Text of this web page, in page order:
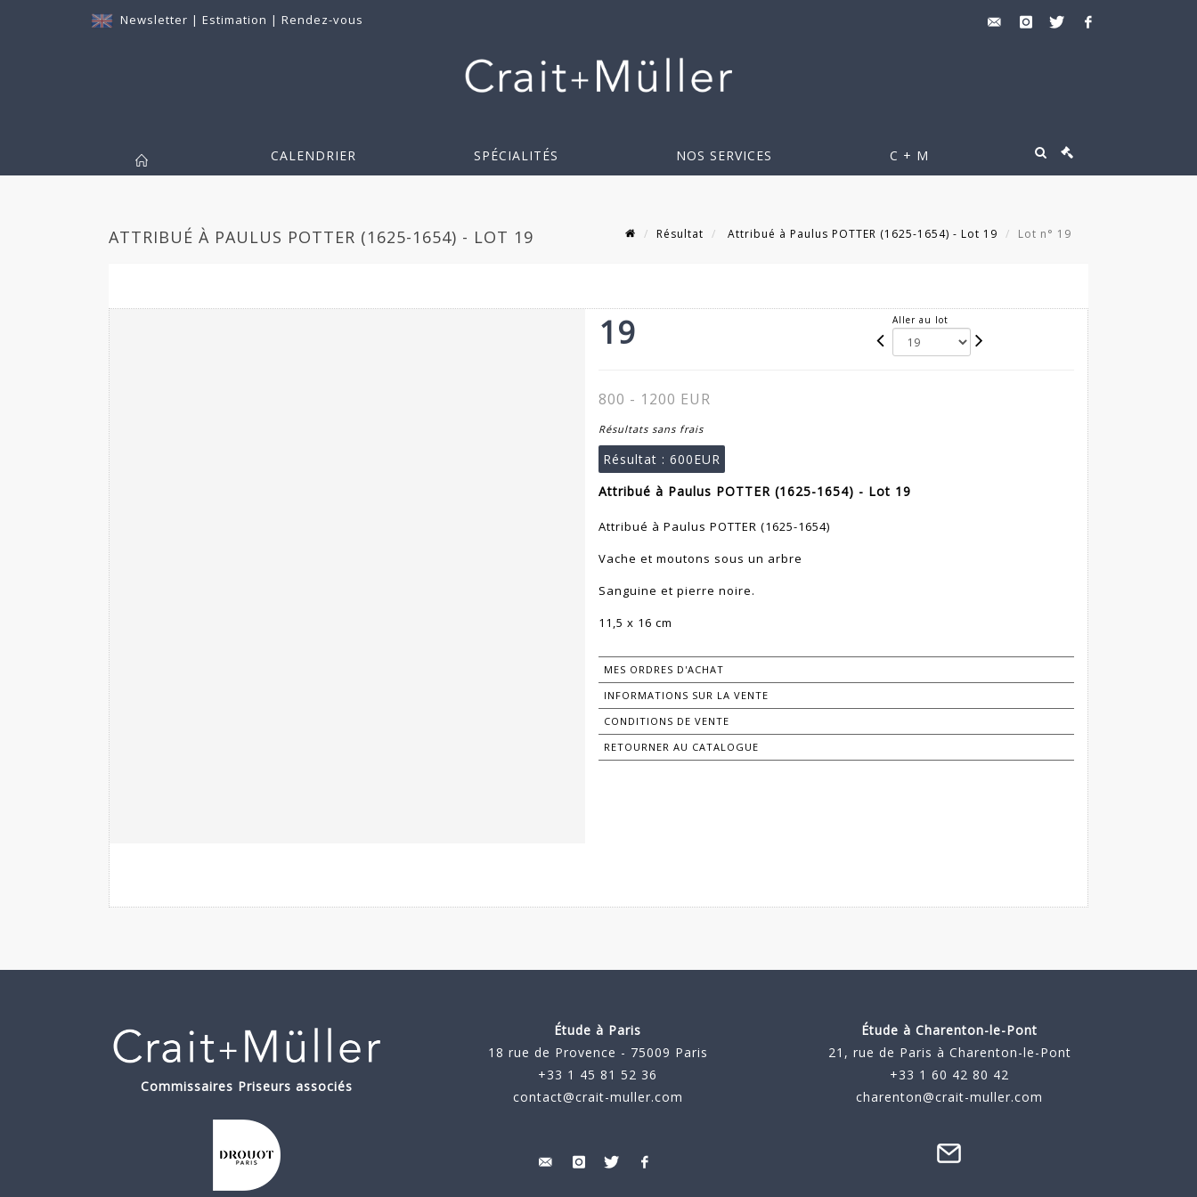
Newsletter | Estimation | Rendez-vous
CALENDRIER SPÉCIALITÉS NOS SERVICES C + M
ATTRIBUÉ À PAULUS POTTER (1625-1654) - LOT 19 Résultat Attribué à Paulus POTTER (1625-1654) - Lot 19 Lot n° 19
19 Aller au lot
800 - 1200 EUR
Résultats sans frais
Résultat : 600EUR
Attribué à Paulus POTTER (1625-1654) - Lot 19
Attribué à Paulus POTTER (1625-1654)
Vache et moutons sous un arbre
Sanguine et pierre noire.
11,5 x 16 cm
MES ORDRES D'ACHAT
INFORMATIONS SUR LA VENTE
CONDITIONS DE VENTE
RETOURNER AU CATALOGUE
Commissaires Priseurs associés
Étude à Paris
18 rue de Provence - 75009 Paris
+33 1 45 81 52 36
contact@crait-muller.com
Étude àCharenton-le-Pont
21, rue de Paris à Charenton-le-Pont
+33 1 60 42 80 42
charenton@crait-muller.com